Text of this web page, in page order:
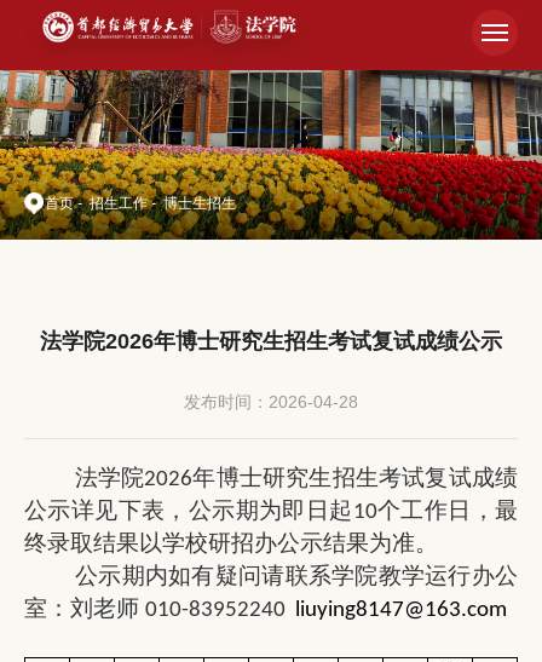
首页- 招生工作- 博士生招生
法学院2026年博士研究生招生考试复试成绩公示
发布时间：2026-04-28
法学院2026年博士研究生招生考试复试成绩
公示详见下表 ，公示期为即日起 10个工作日，最
终录取结果以学校研招办公示结果为准。
公示期内如有疑问请联系学院教学运行办公
室： 刘老师 010-83952240 liuying8147@163.com